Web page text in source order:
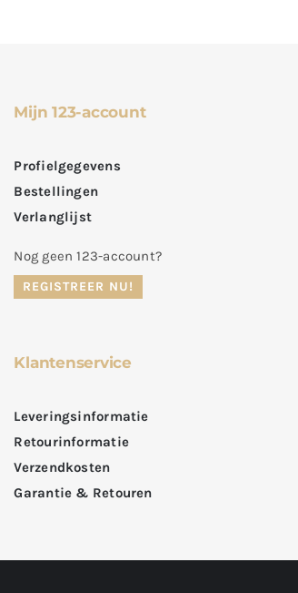
Mijn 123-account
Profielgegevens
Bestellingen
Verlanglijst
Nog geen 123-account?
REGISTREER NU!
Klantenservice
Leveringsinformatie
Retourinformatie
Verzendkosten
Garantie & Retouren